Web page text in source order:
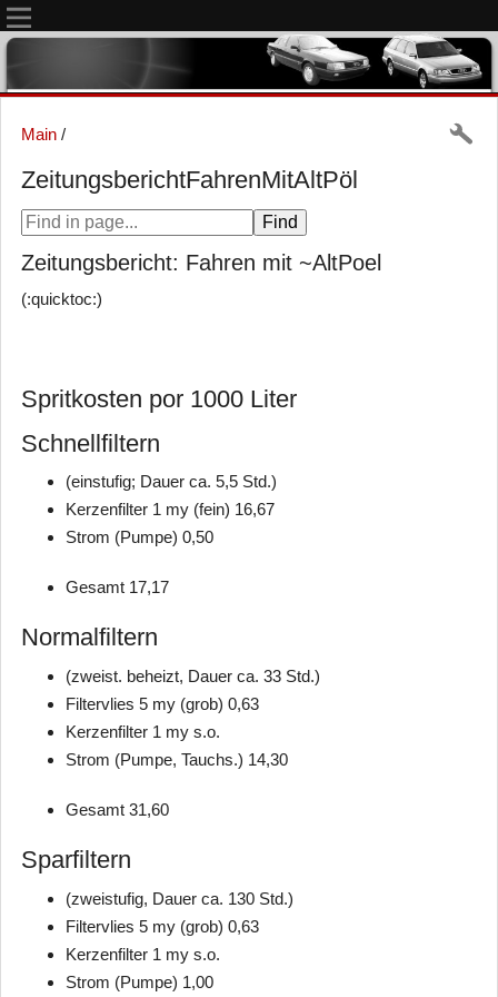
Main /
ZeitungsberichtFahrenMitAltPöl
Zeitungsbericht: Fahren mit ~AltPoel
(:quicktoc:)
Spritkosten por 1000 Liter
Schnellfiltern
(einstufig; Dauer ca. 5,5 Std.)
Kerzenfilter 1 my (fein) 16,67
Strom (Pumpe) 0,50
Gesamt 17,17
Normalfiltern
(zweist. beheizt, Dauer ca. 33 Std.)
Filtervlies 5 my (grob) 0,63
Kerzenfilter 1 my s.o.
Strom (Pumpe, Tauchs.) 14,30
Gesamt 31,60
Sparfiltern
(zweistufig, Dauer ca. 130 Std.)
Filtervlies 5 my (grob) 0,63
Kerzenfilter 1 my s.o.
Strom (Pumpe) 1,00